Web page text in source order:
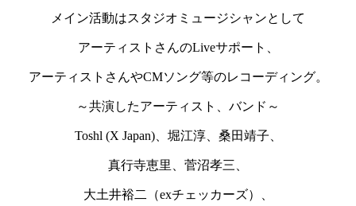
メイン活動はスタジオミュージシャンとして
アーティストさんのLiveサポート、
アーティストさんやCMソング等のレコーディング。
～共演したアーティスト、バンド～
Toshl (X Japan)、堀江淳、桑田靖子、
真行寺恵里、菅沼孝三、
大土井裕二（exチェッカーズ）、